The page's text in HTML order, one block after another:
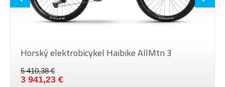
KOLIES
Barva
Black
Horský elektrobicykel Haibike AllMtn 3
5 410,38 €
3 941,23 €